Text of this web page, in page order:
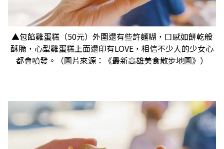
▲包餡雞蛋糕（50元）外圍還有些許麵糊，口感如餅乾般
酥脆，心型雞蛋糕上面還印有LOVE，相信不少人的少女心
都會噴發。（圖片來源：《最新高雄美食散步地圖》）